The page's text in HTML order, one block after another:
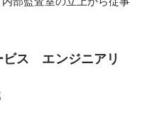
ス　エンジニアリ